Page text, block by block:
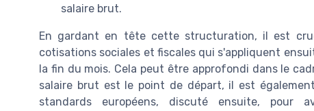
salaire brut.
En gardant en tête cette structuration, il est
cotisations sociales et fiscales qui s'appliquent
la fin du mois. Cela peut être approfondi dans le
salaire brut est le point de départ, il est
standards européens, discuté ensuite, pour